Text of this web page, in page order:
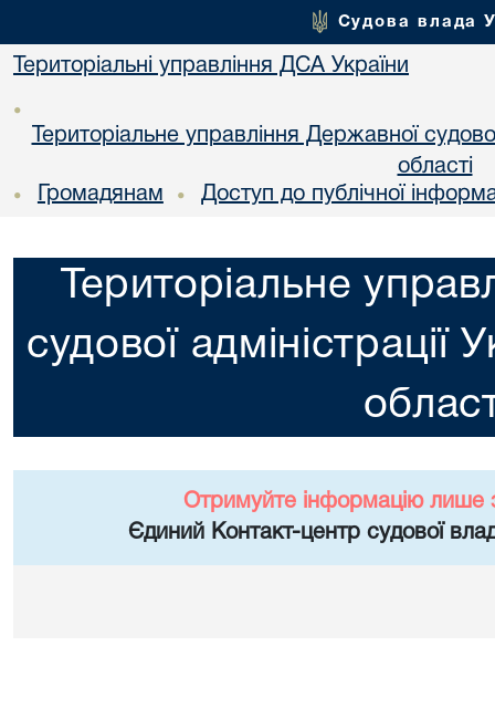
Судова влада
Територіальні управління ДСА України
•
Територіальне управління Державної
областi
• Громадянам • Доступ до публічної
Територіальне
судової адміністрації
Отримуйте інформацію лише
Єдиний Контакт-центр судової